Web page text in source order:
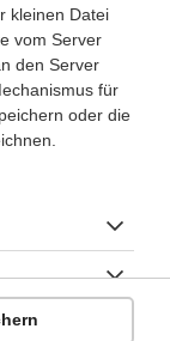
für
bzw.
aufsagen
Gleichung
umformt.
kleinen Datei
vom Server
den Server
für
oder die